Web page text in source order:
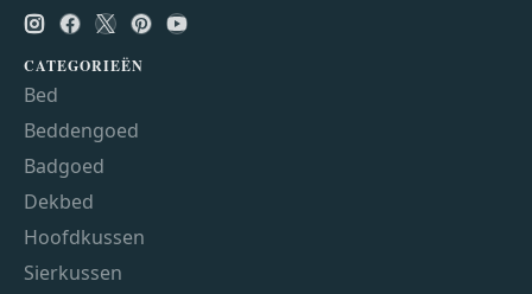
CATEGORIEËN
Bed
Beddengoed
Badgoed
Dekbed
Hoofdkussen
Sierkussen